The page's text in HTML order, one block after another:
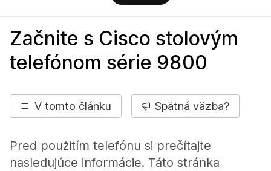
Začnite s Cisco stolovým
telefónom série 9800
V tomto článku Spätná väzba?
Pred použitím telefónu si prečítajte
nasledujúce informácie. Táto stránka